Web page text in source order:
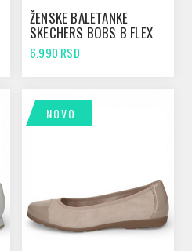
ŽENSKE BALETANKE
SKECHERS BOBS B FLEX
TAUPE
6.990 RSD
NOVO